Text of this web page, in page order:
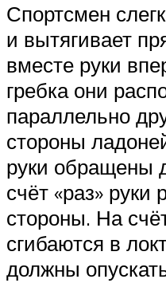
Спортсмен
и вытягивает
вместе руки
гребка они
параллельно
стороны
руки обращены
счёт «раз» руки
стороны. На
сгибаются в
должны